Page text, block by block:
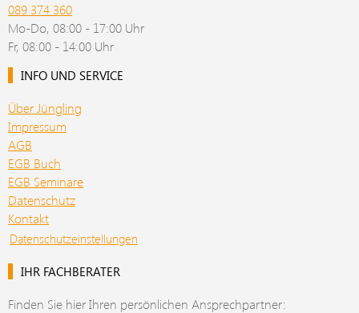
089 374 360
Mo-Do, 08:00 - 17:00 Uhr
Fr, 08:00 - 14:00 Uhr
INFO UND SERVICE
Über Jüngling
Impressum
AGB
EGB Buch
EGB Seminare
Datenschutz
Kontakt
Datenschutzeinstellungen
IHR FACHBERATER
Finden Sie hier Ihren persönlichen Ansprechpartner: